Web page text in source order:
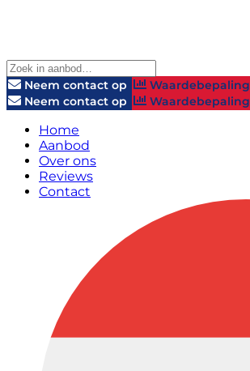
Neem contact op Waardebepaling
Neem contact op
Waardebepaling
Home
Aanbod
Over ons
Reviews
Contact